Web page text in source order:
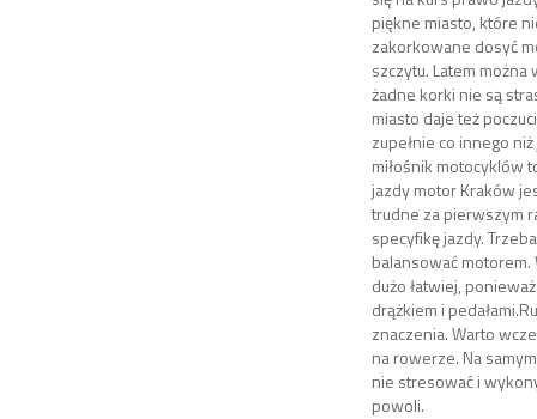
piękne miasto, które
zakorkowane dosyć
szczytu. Latem można
żadne korki nie są
miasto daje też
zupełnie co innego
miłośnik motocyklów
jazdy motor Kraków
trudne za pierwszym
specyfikę jazdy.
balansować
dużo łatwiej,
drążkiem i
znaczenia. Warto
na rowerze. Na
nie stresować i
powoli.